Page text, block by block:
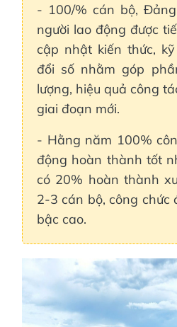
- 100/% cán bộ,
người lao động được
cập nhật kiến thức,
đổi số nhằm góp
lượng, hiệu quả công
giai đoạn mới.
- Hằng năm 100%
động hoàn thành tốt
có 20% hoàn thành
2-3 cán bộ, công chức
bậc cao.